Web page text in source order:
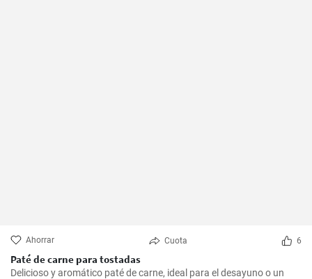
Ahorrar Cuota 6
Paté de carne para tostadas
Delicioso y aromático paté de carne, ideal para el desayuno o un